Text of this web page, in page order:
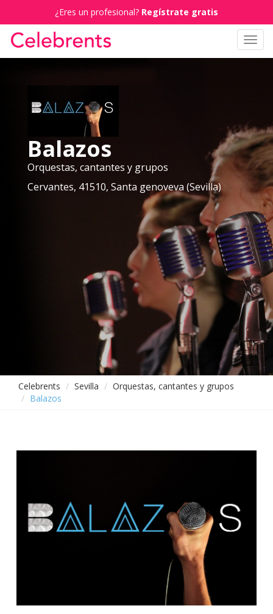
¿Eres un profesional? Regístrate gratis
Balazos
Orquestas, cantantes y grupos
Cervantes, 41510, Santa genoveva (Sevilla)
Celebrents Sevilla
Orquestas, cantantes y grupos
Balazos